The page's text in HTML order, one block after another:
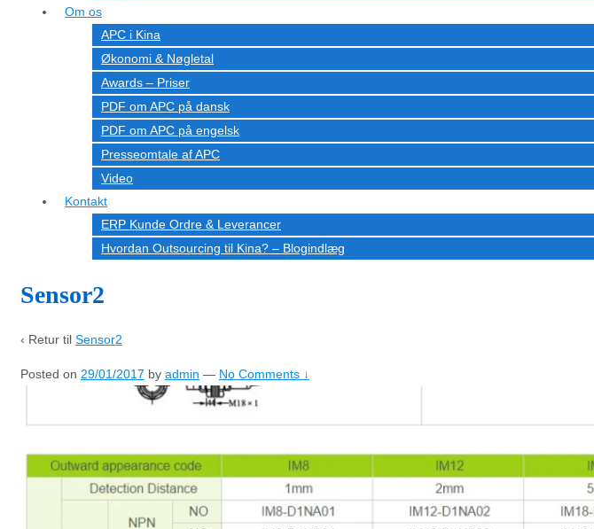
Om os
APC i Kina
Økonomi & Nøgletal
Awards – Priser
PDF om APC på dansk
PDF om APC på engelsk
Presseomtale af APC
Video
Kontakt
ERP Kunde Ordre & Leverancer
Hvordan Outsourcing til Kina? – Blogindlæg
Sensor2
‹ Retur til Sensor2
Posted on 29/01/2017 by admin — No Comments ↓